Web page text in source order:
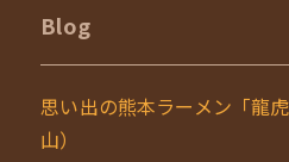
Blog
思い出の熊本ラーメン「龍
山）